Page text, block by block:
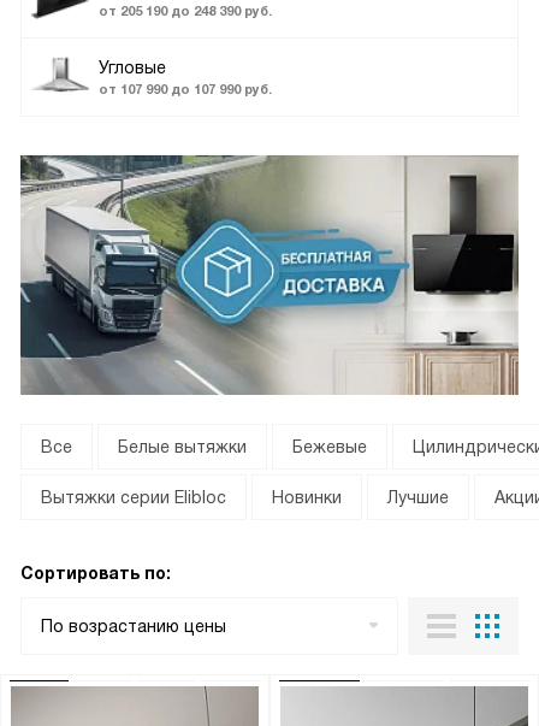
от 205 190 до 248 390 руб.
Угловые
от 107 990 до 107 990 руб.
Все Белые вытяжки Бежевые
Вытяжки серии Elibloc Новинки Лучшие
Сортировать по:
По возрастанию цены